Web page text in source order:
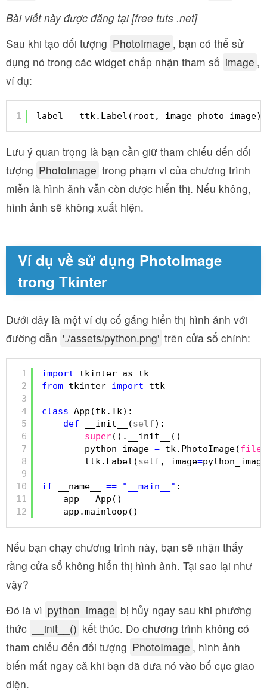
Bài viết này được đăng tại [free tuts .net]
Sau khi tạo đối tượng PhotoImage , bạn có thể sử
dụng nó trong các widget chấp nhận tham số image ,
ví dụ:
1 label = ttk.Label(root, image=photo_image)
Lưu ý quan trọng là bạn cần giữ tham chiếu đến đối
tượng PhotoImage trong phạm vi của chương trình
miễn là hình ảnh vẫn còn được hiển thị. Nếu không,
hình ảnh sẽ không xuất hiện.
Ví dụ về sử dụng PhotoImage
trong Tkinter
Dưới đây là một ví dụ cố gắng hiển thị hình ảnh với
đường dẫn './assets/python.png' trên cửa sổ chính:
1
2
3
4
5
6
7
8
9
10
11
12
import
tkinter as tk
from tkinter import ttk
class App(tk.Tk):
def
__init__(self):
super().__init__()
python_image = tk.PhotoImage(file
ttk.Label(self , image=
if __name__ == "__main__" :
app = App()
app.mainloop()
Nếu bạn chạy chương trình này, bạn sẽ nhận thấy
rằng cửa sổ không hiển thị hình ảnh. Tại sao lại như
vậy?
Đó là vì python_image bị hủy ngay sau khi phương
thức
__init__() kết thúc. Do chương trình không có
tham chiếu đến đối tượng PhotoImage , hình ảnh
biến mất ngay cả khi bạn đã đưa nó vào bố cục giao
diện.